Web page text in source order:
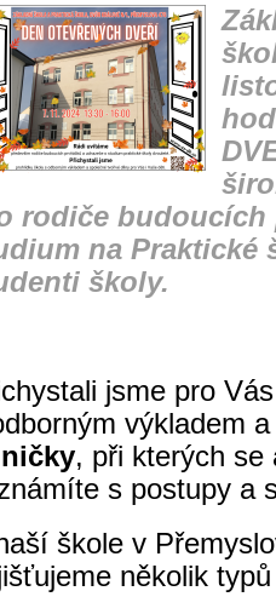
rodiče budoucích
na Praktické
školy.
jsme pro
výkladem
, při kterých se
s postupy a
škole v
několik